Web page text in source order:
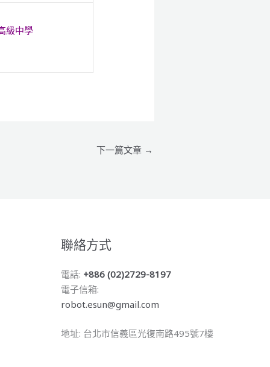
級中學
下一篇文章 →
聯絡方式
電話: +886 (02)2729-8197
電子信箱:
robot.esun@gmail.com
地址: 台北市信義區光復南路495號7樓